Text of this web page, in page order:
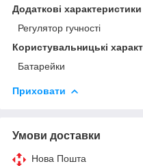
Додаткові характеристики
Регулятор гучності
Користувальницькі
Батарейки
Приховати
Умови доставки
Нова Пошта